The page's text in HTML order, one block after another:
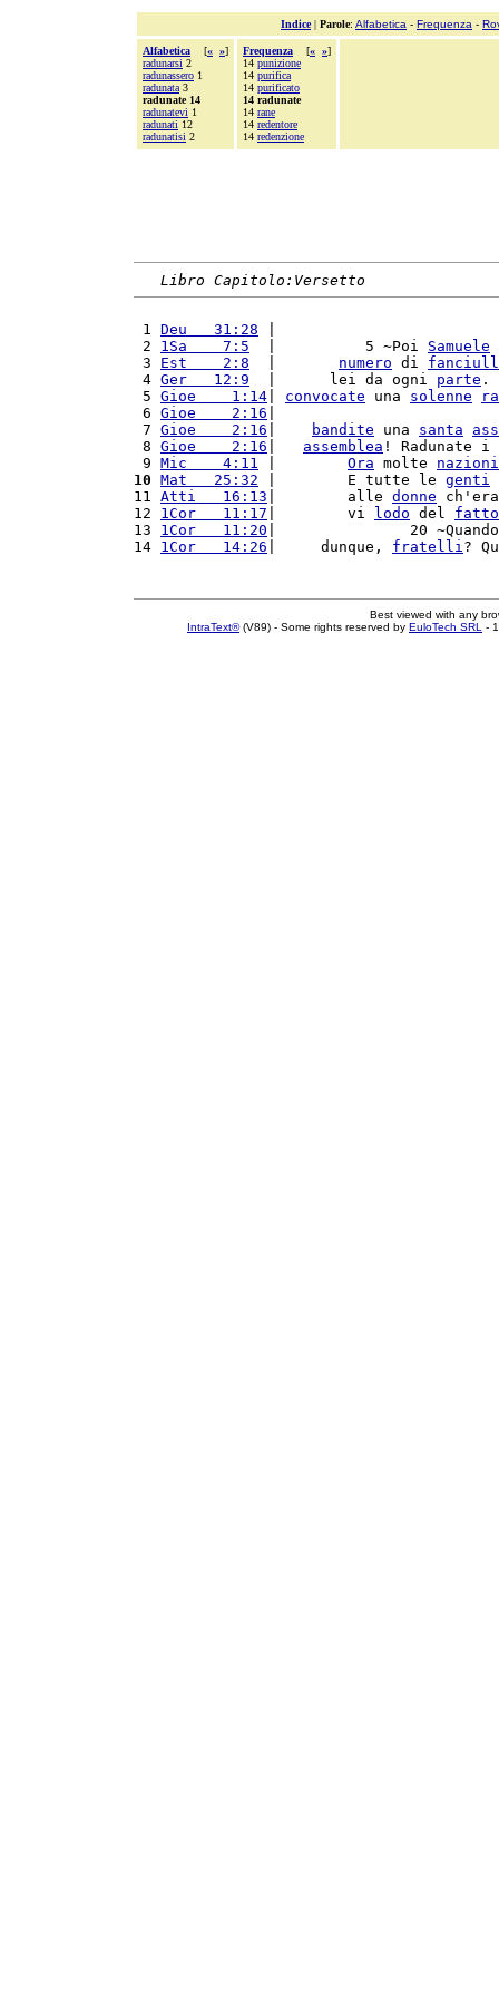
Indice| Parole: Alfabetica - Frequenza -
Alfabetica [« »]
radunarsi 2
radunassero 1
radunata 3
radunate 14
radunatevi 1
radunati 12
radunatisi 2
Frequenza [« »]
14 punizione
14 purifica
14 purificato
14 radunate
14 rane
14 redentore
14 redenzione
Libro Capitolo:Versetto
1 Deu   31:28
2 1Sa    7:5
  |          5 ~Poi
Samuele
3 Est    2:8 numero di
4 Ger   12:9
  |      lei da ogni
parte .
5 Gioe    1:14 convocate una solenne
6 Gioe    2:16
7 Gioe    2:16 bandite una santa
8 Gioe    2:16 assemblea ! Radunate i
9 Mic    4:11 Ora molte nazioni
10 Mat   25:32 |        E tutte le genti
11 Atti   16:13 |        alle donne
12 1Cor   11:17 |        vi lodo del fatto
13 1Cor   11:20 |               20
14 1Cor   14:26 |     dunque, fratelli?
Best viewed with any
IntraText®(V89) - Some rights reserved by EuloTech SRL -